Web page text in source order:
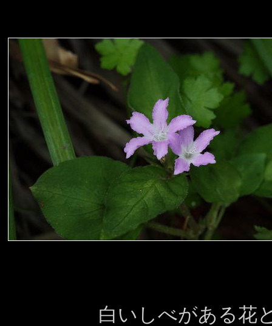
白いしべがある花